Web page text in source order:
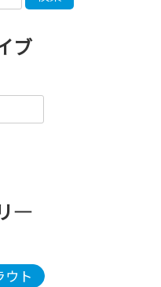
ブ
―
ウト